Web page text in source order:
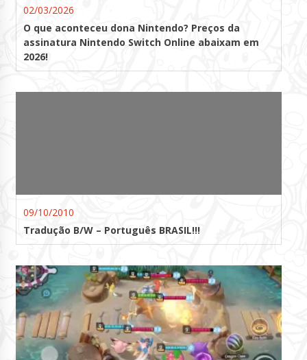
02/03/2026
O que aconteceu dona Nintendo? Preços da
assinatura Nintendo Switch Online abaixam em
2026!
09/10/2010
Tradução B/W – Português BRASIL!!!